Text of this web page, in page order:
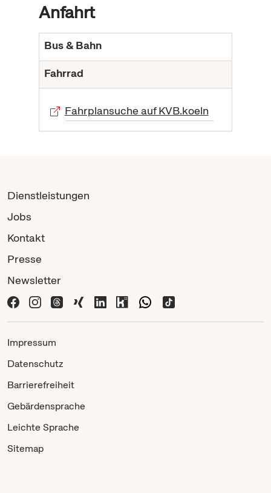
Anfahrt
Bus & Bahn
Fahrrad
Fahrplansuche auf KVB.koeln
Dienstleistungen
Jobs
Kontakt
Presse
Newsletter
Impressum
Datenschutz
Barrierefreiheit
Gebärdensprache
Leichte Sprache
Sitemap